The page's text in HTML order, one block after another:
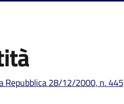
Repubblica 28/12/2000, n.